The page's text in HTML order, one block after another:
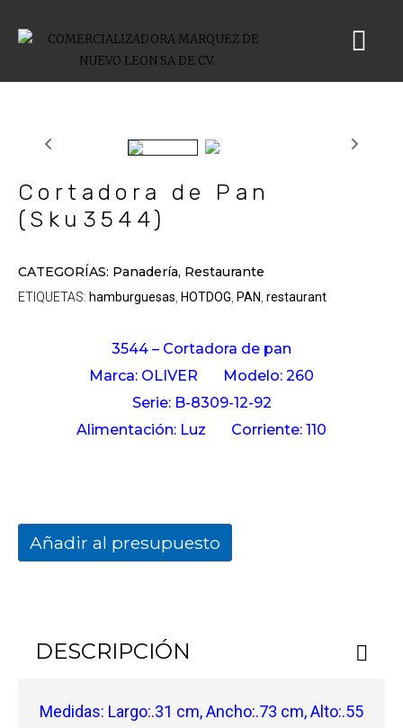
Cortadora de Pan
(Sku3544)
CATEGORÍAS: Panadería, Restaurante
ETIQUETAS: hamburguesas HOTDOG PAN restaurant
3544 – Cortadora de pan
Marca: OLIVER
Modelo: 260
Serie: B-8309-12-92
Alimentación: Luz Corriente: 110
Añadir al presupuesto
DESCRIPCIÓN
Medidas: Largo:.31 cm, Ancho:.73 cm, Alto:.55